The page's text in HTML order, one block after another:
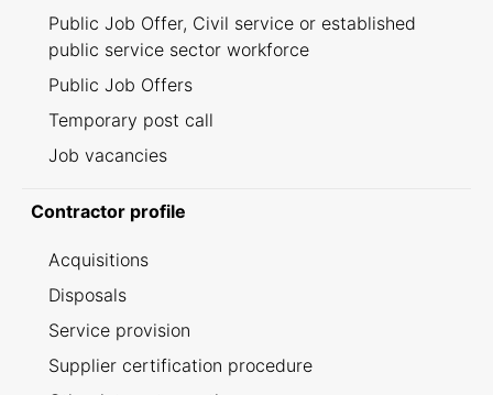
Public Job Offer, Civil service or established
public service sector workforce
Public Job Offers
Temporary post call
Job vacancies
Contractor profile
Acquisitions
Disposals
Service provision
Supplier certification procedure